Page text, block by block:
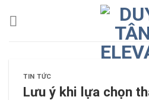
TIN TỨC
Lưu ý khi lựa chọn